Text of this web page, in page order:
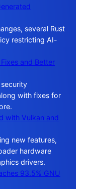
several Rust
restricting AI-
and Better
with fixes for
with Vulkan and
new features,
hardware
drivers.
93.5% GNU